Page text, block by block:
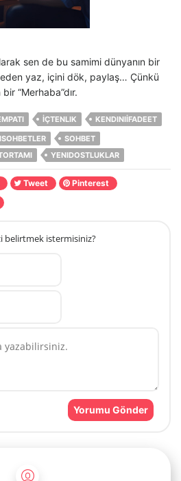
sen de bu samimi dünyanın bir
yaz, içini dök, paylaş… Çünkü
“Merhaba”dır.
İÇTENLIK
KENDINIİFADEET
SOHBET
YENIDOSTLUKLAR
Tweet
Pinterest
belirtmek istermisiniz?